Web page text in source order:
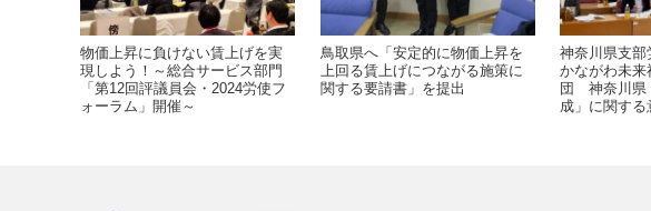
物価上昇に負けない賃上げを実
現しよう！～総合サービス部門
「第12回評議員会・2024労使フ
ォーラム」開催～
鳥取県へ「安定的に物価上昇を
上回る賃上げにつながる施策に
関する要請書」を提出
神奈川県支部
かながわ未来
団 神奈川県
成」に関する